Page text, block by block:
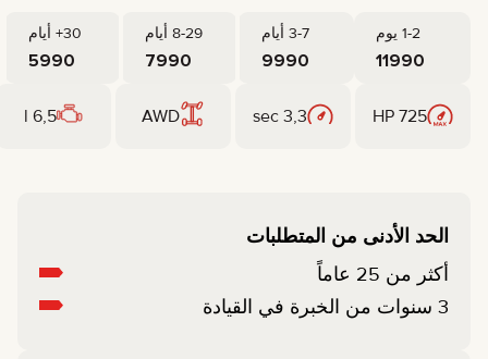
1-2 يوم 3-7 أيام 8-29 أيام 30+ أيام
11990
9990
7990
5990
725 HP
3,3 sec
AWD
6,5 l
الحد الأدنى من المتطلبات
أكثر من 25 عاماً
3 سنوات من الخبرة في القيادة